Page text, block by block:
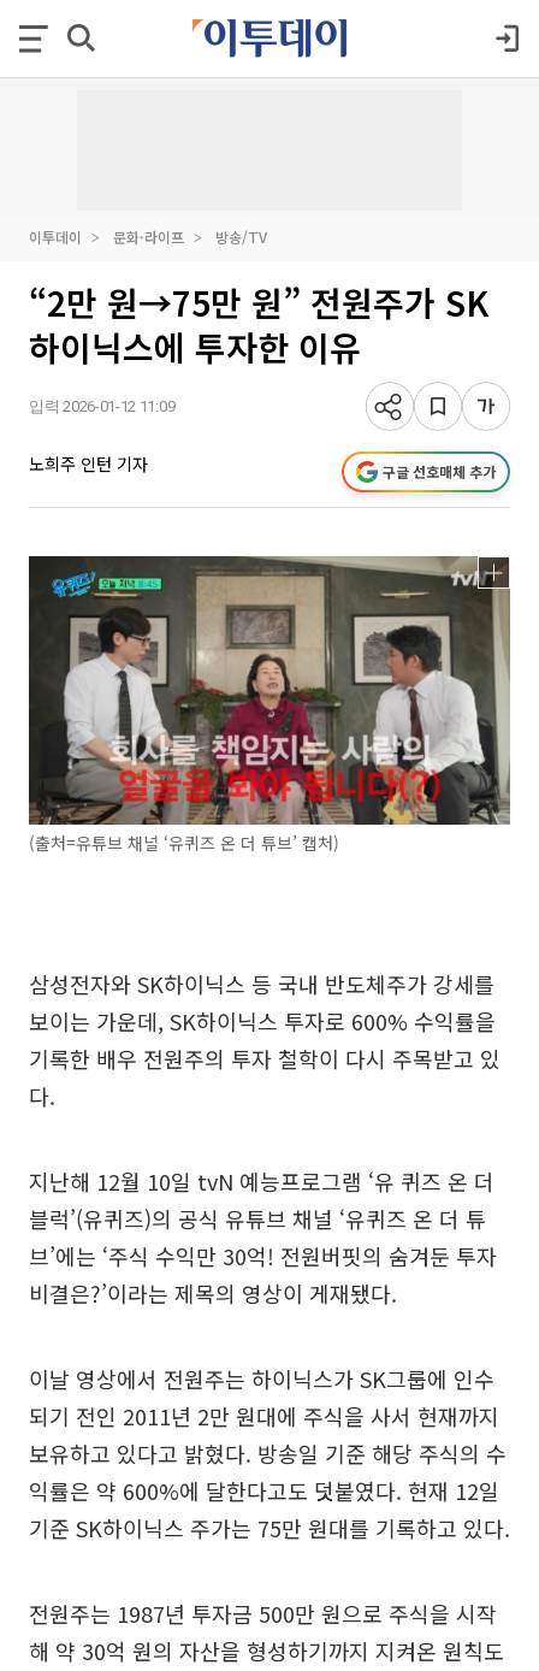
이투데이 문화·라이프 방송/TV
“2만 원→75만 원” 전원주가 SK
하이닉스에 투자한 이유
입력 2026-01-12 11:09
노희주 인턴 기자 구글 선호매체 추가
(출처=유튜브 채널 ‘유퀴즈 온 더 튜브’ 캡처)
삼성전자와 SK하이닉스 등 국내 반도체주가 강세를
보이는 가운데, SK하이닉스 투자로 600% 수익률을
기록한 배우 전원주의 투자 철학이 다시 주목받고 있
다.
지난해 12월 10일 tvN 예능프로그램 ‘유 퀴즈 온 더
블럭’(유퀴즈)의 공식 유튜브 채널 ‘유퀴즈 온 더 튜
브’에는 ‘주식 수익만 30억! 전원버핏의 숨겨둔 투자
비결은?’이라는 제목의 영상이 게재됐다.
이날 영상에서 전원주는 하이닉스가 SK그룹에 인수
되기 전인 2011년 2만 원대에 주식을 사서 현재까지
보유하고 있다고 밝혔다. 방송일 기준 해당 주식의 수
익률은 약 600%에 달한다고도 덧붙였다. 현재 12일
기준 SK하이닉스 주가는 75만 원대를 기록하고 있다.
전원주는 1987년 투자금 500만 원으로 주식을 시작
해 약 30억 원의 자산을 형성하기까지 지켜온 원칙도